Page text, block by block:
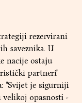
rezervirani
saveznika. U
nacije ostaju
partneri"
"Svijet je sigurniji
velikoj opasnosti -